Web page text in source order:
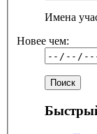
Имена
Новее чем: